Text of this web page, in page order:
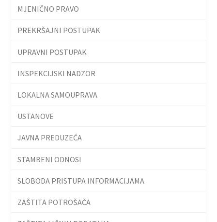
MJENIČNO PRAVO
PREKRŠAJNI POSTUPAK
UPRAVNI POSTUPAK
INSPEKCIJSKI NADZOR
LOKALNA SAMOUPRAVA
USTANOVE
JAVNA PREDUZEĆA
STAMBENI ODNOSI
SLOBODA PRISTUPA INFORMACIJAMA
ZAŠTITA POTROŠAČA